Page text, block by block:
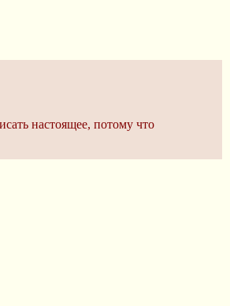
настоящее, потому что